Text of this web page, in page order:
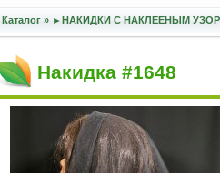
Каталог » ►НАКИДКИ С НАКЛЕЕНЫМ
Накидка #1648